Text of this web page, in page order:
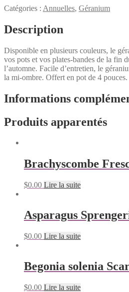
Catégories : Annuelles, Géranium
Description
Disponible en plusieurs couleurs, le
vos pots et vos plates-bandes de la fin
l’automne. Facile d’entretien, le
la mi-ombre. Offert en pot de 4 pouces.
Informations
Produits apparentés
Brachyscombe
$0.00 Lire la suite
Asparagus
$0.00 Lire la suite
Begonia solenia
$0.00 Lire la suite